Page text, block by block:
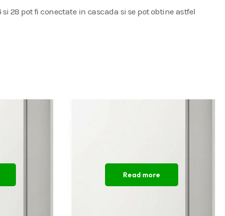
28 pot fi conectate in cascada si se pot obtine astfel
Read more